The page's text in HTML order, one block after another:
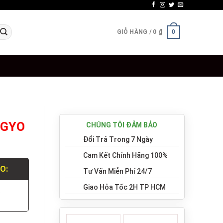
GIỎ HÀNG / 0 ₫ 0
CHÚNG TÔI ĐẢM BẢO
Đổi Trả Trong 7 Ngày
Cam Kết Chính Hãng 100%
Tư Vấn Miễn Phí 24/7
Giao Hỏa Tốc 2H TP HCM